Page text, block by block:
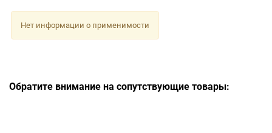
Нет информации о применимости
Обратите внимание на сопутствующие товары: